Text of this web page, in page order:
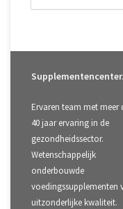
Ervaren team met meer
40 jaar ervaring in de
gezondheidssector.
Wetenschappelijk
onderbouwde
voedingssupplementen
uitzonderlijke kwaliteit.